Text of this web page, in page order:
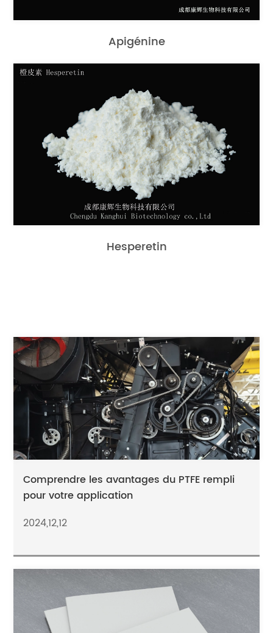
Apigénine
Hesperetin
Comprendre les avantages du PTFE rempli
pour votre application
2024,12,12